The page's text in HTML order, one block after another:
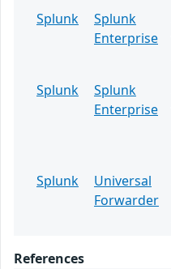
Splunk
Splunk
Enterprise
Splunk
Splunk
Enterprise
Splunk
Universal
Forwarder
References